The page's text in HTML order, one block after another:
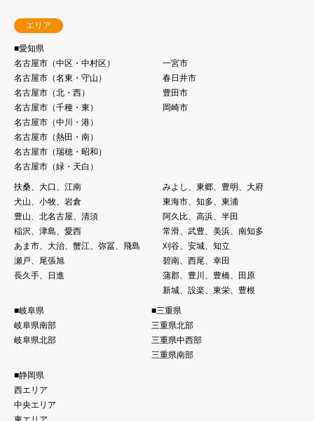
エリア
■愛知県
名古屋市（中区・中村区）
名古屋市（名東・守⼭）
名古屋市（北・⻄）
名古屋市（千種・東）
名古屋市（中川・港）
名古屋市（熱⽥・南）
名古屋市（瑞穂・昭和）
名古屋市（緑・天白）
一宮市
春日井市
豊田市
岡崎市
扶桑、大口、江南
犬山、小牧、岩倉
豊山、北名古屋、清須
稲沢、津島、愛西
あま市、大治、蟹江、弥冨、飛島
瀬戸、尾張旭
長久手、日進
みよし、東郷、豊明、大府
東海市、知多、東浦
阿久比、高浜、半田
常滑、武豊、美浜、南知多
刈谷、安城、知立
碧南、西尾、幸田
蒲郡、豊川、豊橋、田原
新城、設楽、東栄、豊根
■岐阜県
岐阜県南部
岐阜県北部
■三重県
三重県北部
三重県中西部
三重県南部
■静岡県
西エリア
中央エリア